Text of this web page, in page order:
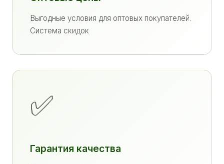
Выгодные условия для оптовых покупателей.
Система скидок
✅
Гарантия качества